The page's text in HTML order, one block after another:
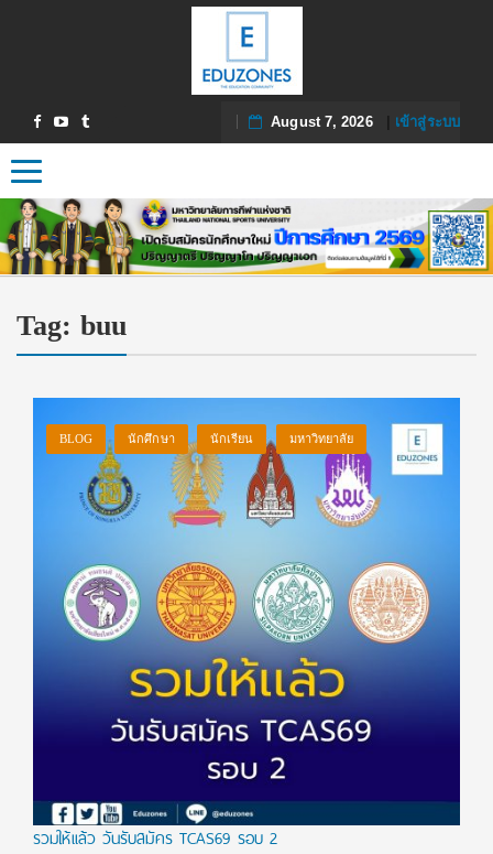
August 7, 2026| เข้าสู่ระบบ
Toggle navigation
Tag: buu
BLOG นักศึกษา นักเรียน มหาวิทยาลัย
รวมให้เเล้ว วันรับสมัคร TCAS69 รอบ 2